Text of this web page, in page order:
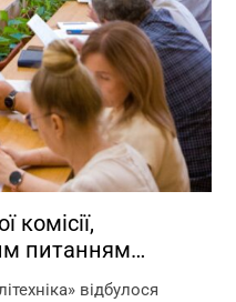
комісії,
питанням
2026 року
відбулося